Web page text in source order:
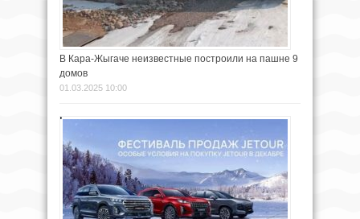
В Кара-Жыгаче неизвестные построили на пашне 9
домов
01.03.2025 10:00